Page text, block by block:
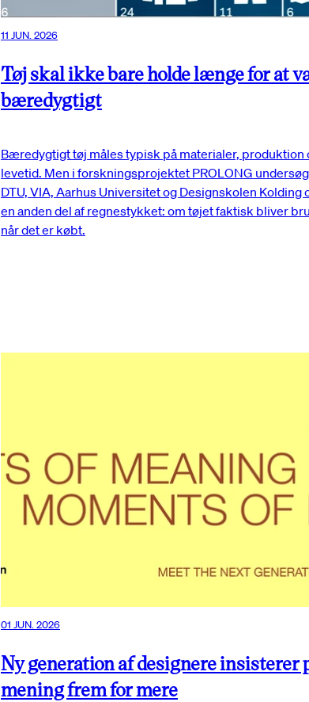
11 JUN. 2026
Tøj skal ikke bare holde længe for at
bæredygtigt
Bæredygtigt tøj måles typisk på materialer, produktion
levetid. Men i forskningsprojektet PROLONG
DTU, VIA, Aarhus Universitet og Designskolen Kolding
en anden del af regnestykket: om tøjet faktisk bliver
når det er købt.
01 JUN. 2026
Ny generation af designere insisterer
mening frem for mere